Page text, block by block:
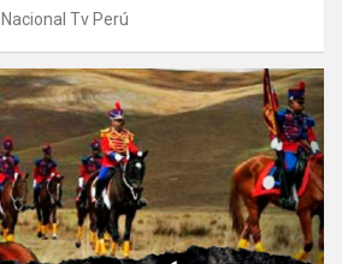
Nacional Tv Perú